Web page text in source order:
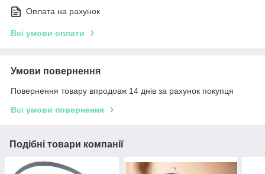
Оплата на рахунок
Всі умови оплати
Умови повернення
Повернення товару впродовж 14 днів за рахунок покупця
Всі умови повернення
Подібні товари компанії